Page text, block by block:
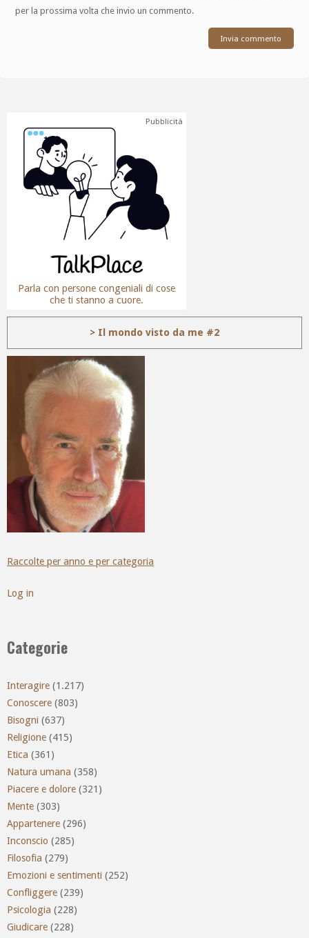
per la prossima volta che invio un commento.
Pubblicità
Parla con persone congeniali di cose
che ti stanno a cuore.
> Il mondo visto da me #2
Raccolte per anno e per categoria
Log in
Categorie
Interagire (1.217)
Conoscere (803)
Bisogni (637)
Religione (415)
Etica (361)
Natura umana (358)
Piacere e dolore (321)
Mente (303)
Appartenere (296)
Inconscio (285)
Filosofia (279)
Emozioni e sentimenti (252)
Confliggere (239)
Psicologia (228)
Giudicare (228)